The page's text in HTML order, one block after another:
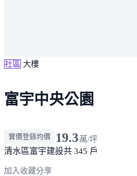
社區 大樓
富宇中央公園
實價登錄均價 19.3 萬/坪
清水區富宇建設共 345 戶
加入收藏分享